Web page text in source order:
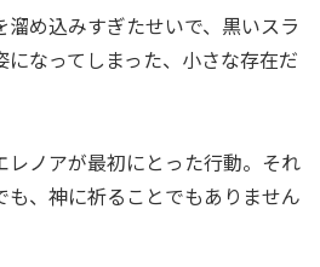
め込みすぎたせいで、黒いスラ
なってしまった、小さな存在だ
ノアが最初にとった行動。それ
、神に祈ることでもありません